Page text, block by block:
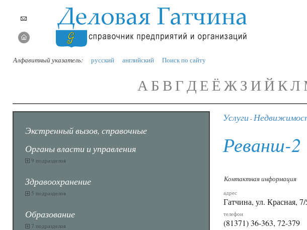
Алфавитный указатель: русский английский Поиск по сайту
АБ В ГД Е ЁЖЗ И Й КЛ
Экстренный вызов, справочные
Органы власти и управления
9 подразделов
Здравоохранение
5 подразделов
Образование
7 подразделов
Услуги -
Реванш-2
Контактная информация
адрес
Гатчина, ул. Красная, 7/
телефон
(81371) 36-363, 72-379